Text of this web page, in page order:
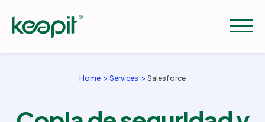
Home Services Salesforce